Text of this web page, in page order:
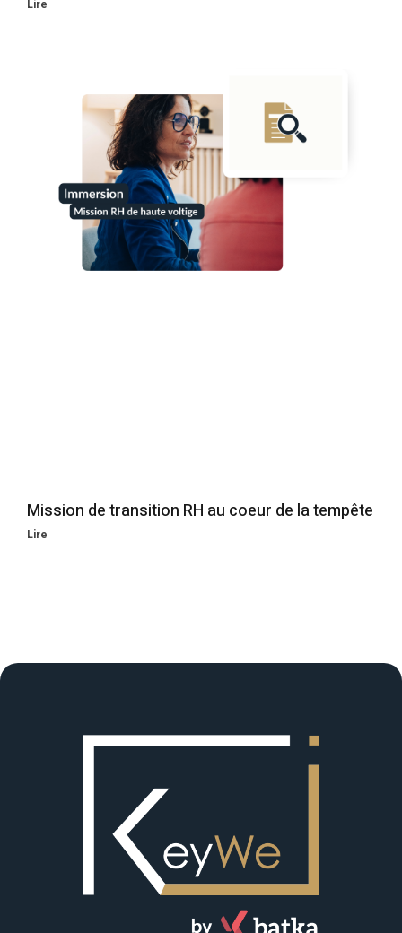
Lire
Mission de transition RH au coeur de la tempête
Lire